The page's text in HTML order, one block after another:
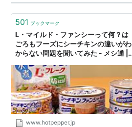
501 ブックマーク
L・マイルド・ファンシーって何？は
ごろもフーズにシーチキンの違いがわ
からない問題を聞いてみた - メシ通 |
www.hotpepper.jp